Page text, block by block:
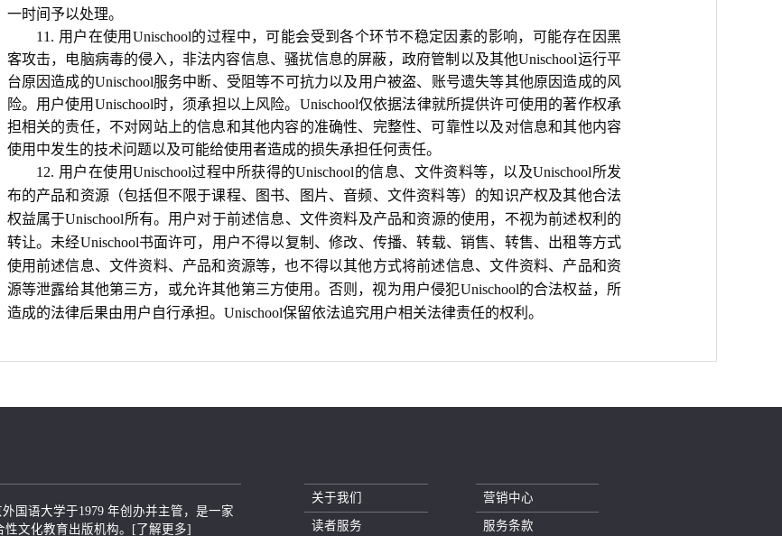
一时间予以处理。
11. 用户在使用Unischool的过程中，可能会受到各个环节不稳定因素的影响，可能存在因黑
客攻击，电脑病毒的侵入，非法内容信息、骚扰信息的屏蔽，政府管制以及其他Unischool运行平
台原因造成的Unischool服务中断、受阻等不可抗力以及用户被盗、账号遗失等其他原因造成的风
险。用户使用Unischool时，须承担以上风险。Unischool仅依据法律就所提供许可使用的著作权承
担相关的责任，不对网站上的信息和其他内容的准确性、完整性、可靠性以及对信息和其他内容
使用中发生的技术问题以及可能给使用者造成的损失承担任何责任。
12. 用户在使用Unischool过程中所获得的Unischool的信息、文件资料等，以及Unischool所发
布的产品和资源（包括但不限于课程、图书、图片、音频、文件资料等）的知识产权及其他合法
权益属于Unischool所有。用户对于前述信息、文件资料及产品和资源的使用，不视为前述权利的
转让。未经Unischool书面许可，用户不得以复制、修改、传播、转载、销售、转售、出租等方式
使用前述信息、文件资料、产品和资源等，也不得以其他方式将前述信息、文件资料、产品和资
源等泄露给其他第三方，或允许其他第三方使用。否则，视为用户侵犯Unischool的合法权益，所
造成的法律后果由用户自行承担。Unischool保留依法追究用户相关法律责任的权利。
国语大学于1979 年创办并主管，是一家
文化教育出版机构。
[了解更多]
关于我们 营销中心
读者服务 服务条款